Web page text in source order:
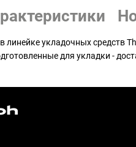
линейке укладочных средств
для укладки -